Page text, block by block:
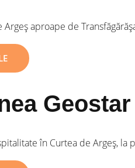
Argeș aproape de
Geostar
în Curtea de Argeș, la